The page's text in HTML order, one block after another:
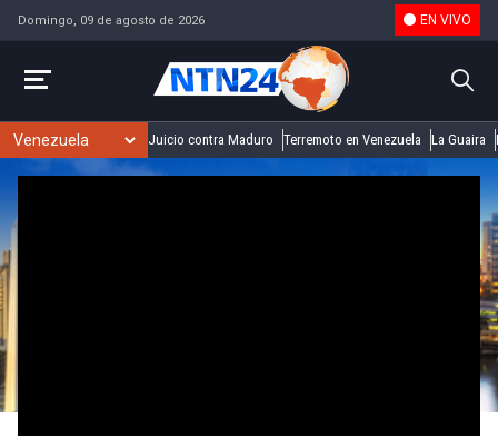
Domingo, 09 de agosto de 2026 EN VIVO
Juicio contra Maduro Terremoto en Venezuela La Guaira